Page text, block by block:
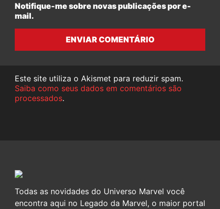
Notifique-me sobre novas publicações por e-
mail.
ENVIAR COMENTÁRIO
Este site utiliza o Akismet para reduzir spam.
Saiba como seus dados em comentários são
processados.
Todas as novidades do Universo Marvel você
encontra aqui no Legado da Marvel, o maior portal